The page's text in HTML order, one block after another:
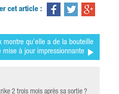
cet article :
montre qu'elle a de la bouteille
mise à jour impressionnante
2 trois mois après sa sortie ?